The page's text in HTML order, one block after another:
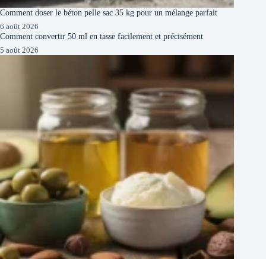
Comment doser le béton pelle sac 35 kg pour un mélange parfait
6 août 2026
Comment convertir 50 ml en tasse facilement et précisément
5 août 2026